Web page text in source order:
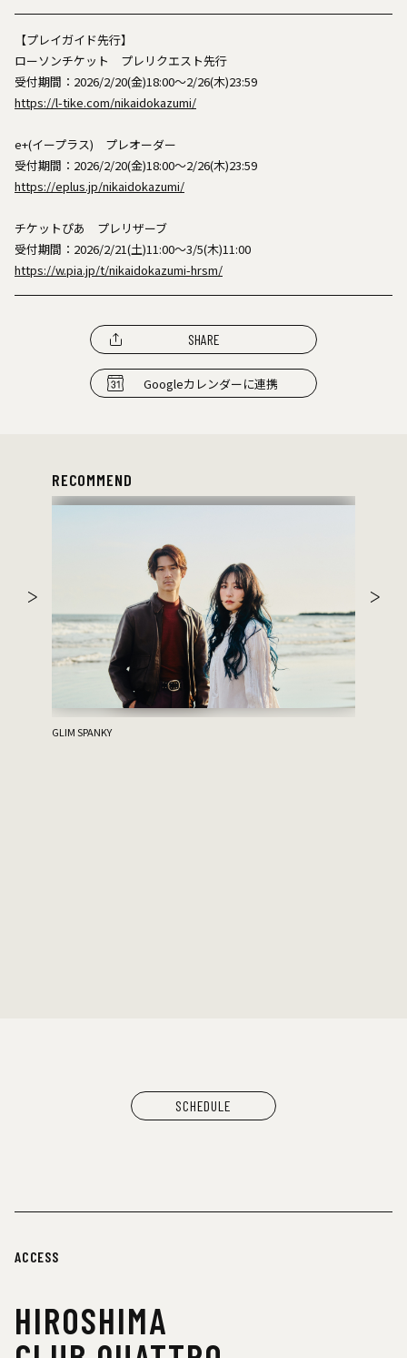
【プレイガイド先行】
ローソンチケット プレリクエスト先行
受付期間：2026/2/20(金)18:00〜2/26(木)23:59
https://l-tike.com/nikaidokazumi/
e+(イープラス) プレオーダー
受付期間：2026/2/20(金)18:00〜2/26(木)23:59
https://eplus.jp/nikaidokazumi/
チケットぴあ プレリザーブ
受付期間：2026/2/21(土)11:00〜3/5(木)11:00
https://w.pia.jp/t/nikaidokazumi-hrsm/
SHARE
Googleカレンダーに連携
RECOMMEND
ハルニシオン
SCHEDULE
ACCESS
HIROSHIMA